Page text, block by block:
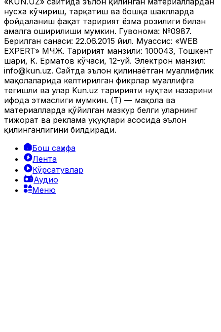
нусха кўчириш, тарқатиш ва бошқа шаклларда
фойдаланиш фақат таҳририят ёзма розилиги билан
амалга оширилиши мумкин. Гувоҳнома: №0987.
Берилган санаси: 22.06.2015 йил. Муассис: «WEB
EXPERT» МЧЖ. Таҳририят манзили: 100043, Тошкент
шаҳри, К. Ерматов кўчаси, 12-уй. Электрон манзил:
info@kun.uz. Сайтда эълон қилинаётган муаллифлик
мақолаларида келтирилган фикрлар муаллифга
тегишли ва улар Kun.uz таҳририяти нуқтаи назарини
ифода этмаслиги мумкин. (Т) — мақола ва
материалларда қўйилган мазкур белги уларнинг
тижорат ва реклама ҳуқуқлари асосида эълон
қилинганлигини билдиради.
Бош саҳифа
Лента
Кўрсатувлар
Аудио
Меню